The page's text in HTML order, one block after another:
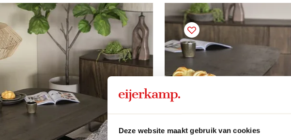
Deze website maakt gebruik van cookies